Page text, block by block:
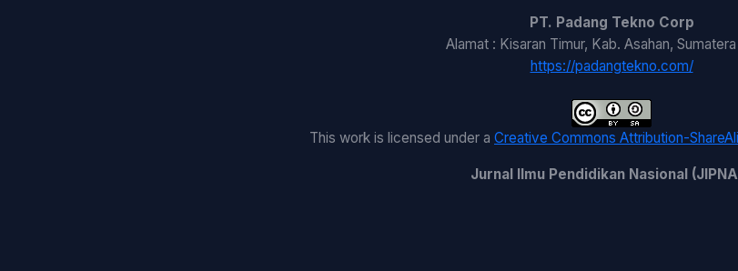
PT. Padang Tekno Corp
Alamat : Kisaran Timur, Kab. Asahan,
https://padangtekno.com/
This work is licensed under a Creative Commons Attribution-
Jurnal Ilmu Pendidikan Nasional